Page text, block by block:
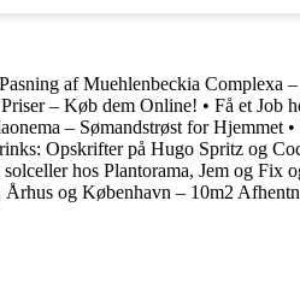
Pasning af Muehlenbeckia Complexa
– Køb dem Online! • Få et Job
– Sømandstrøst for Hjemmet •
Opskrifter på Hugo Spritz og
hos Plantorama, Jem og Fix
og København – 10m2